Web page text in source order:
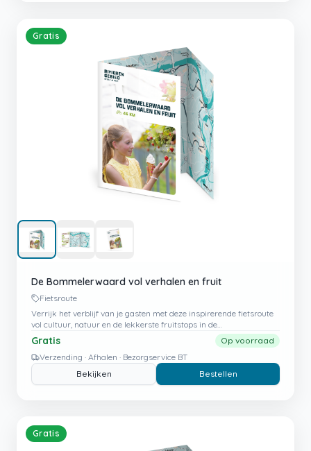
Gratis
De Bommelerwaard vol verhalen en fruit
Fietsroute
Verrijk het verblijf van je gasten met deze inspirerende fietsroute
vol cultuur, natuur en de lekkerste fruitstops in de
Bommelerwaard.
Gratis
Op voorraad
Verzending · Afhalen · Bezorgservice BT
Bekijken
Bestellen
Gratis